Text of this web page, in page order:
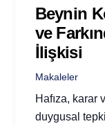
Beynin
ve
İlişkisi
Makaleler
Hafıza, karar
duygusal